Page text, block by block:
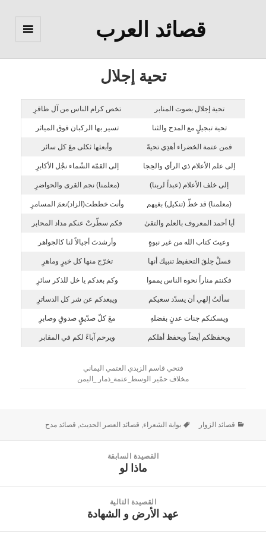
قصائد العرب
تحية إجلال
تحية إجلال بصوت المنابر تخص كرام الناس من آل ظافرِ
تحية تبجيلٍ مع المدح والثنا تسير بها الركبان فوق المياثر
فمن عتمة الخضراء أهدِي تحيةً وأبعثها ثكلى معَ كل سائر
إلى علم الأعلام ذي الرأي والحِجا إلى القمّة الشّماء نجْل الأكابرِ
إلى خلف الأعلام (عبداً لربنا) (معلمنا) نجم القرى والحواضرِ
(معلمنا) قد خطّ (تنكيل) بغيهم وأنت خططت(الزاد)نعمَ المسامرِ
أيا أحمد المعروف بالعلم والتقىٰ فكم سطّرتْ عنكم مداد المحابر
وعيتَ كتاب الله من غير نبوةٍ وأرشدتَ أجيالاً لنا كالجواهر
فسلْ حِلقَ التحفيظ تنبيك أنها تخرّج منها كل خيرٍ وماهرِ
فكنتم مناراً نحوه الناس يمموا وكم بعدكم يا خل للذكر سائرِ
سألتُ إلهي أن يسدّد سعيكم ويبعدكم عن شر كل الدساترِ
ويسكنكم جنات عدنٍ بفضلهِ معَ كلّ صدّيقٍ صدوقٍ وصابرِ
ويحفظكم أيضاً ويحفظ أهلكم ويرحم آباءً لكم في المقابر
فتحي قاسم الزبدي العتمي اليماني
مخلاف حمّير الوسط_عتمة_ذمار _اليمن
قصائد الزوار بوابة الشعراء, قصائد العصر الحديث, قصائد مدح
القصيدة السابقة
ماذا لو
القصيدة التالية
عهد الأرض و الشهادة